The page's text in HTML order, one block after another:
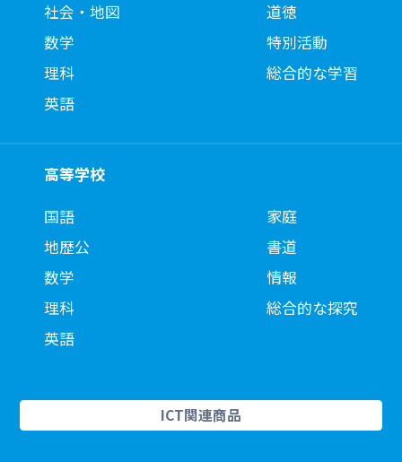
社会・地図
数学
理科
英語
道徳
特別活動
総合的な学習
高等学校
国語
地歴公
数学
理科
英語
家庭
書道
情報
総合的な探究
ICT関連商品